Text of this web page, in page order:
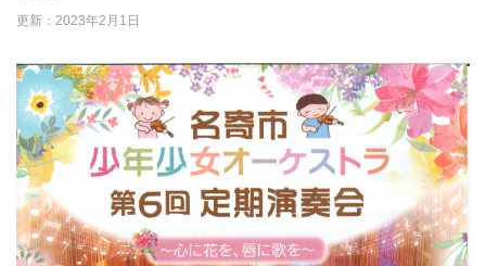
更新：2023年2月1日